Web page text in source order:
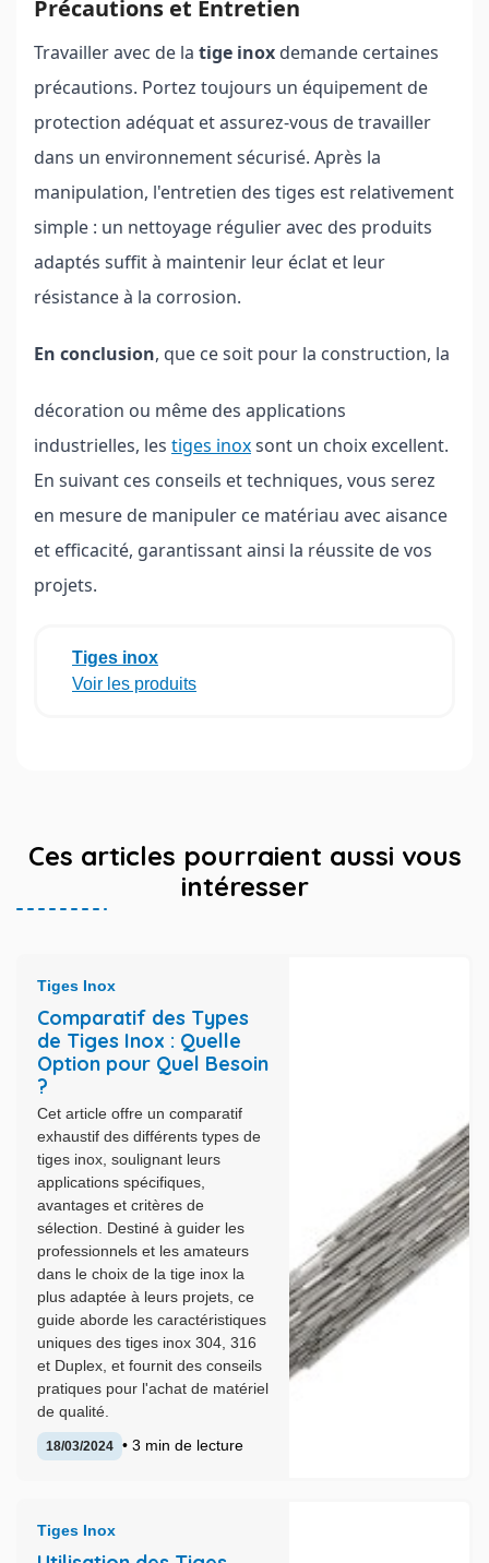
Précautions et Entretien
Travailler avec de la tige inox demande certaines
précautions. Portez toujours un équipement de
protection adéquat et assurez-vous de travailler
dans un environnement sécurisé. Après la
manipulation, l'entretien des tiges est relativement
simple : un nettoyage régulier avec des produits
adaptés suffit à maintenir leur éclat et leur
résistance à la corrosion.
En conclusion, que ce soit pour la construction, la
décoration ou même des applications
industrielles, les tiges inoxsont un choix excellent.
En suivant ces conseils et techniques, vous serez
en mesure de manipuler ce matériau avec aisance
et efficacité, garantissant ainsi la réussite de vos
projets.
Tiges inox
Voir les produits
Ces articles pourraient aussi vous
intéresser
Tiges Inox
Comparatif des Types
de Tiges Inox : Quelle
Option pour Quel Besoin
?
Cet article offre un comparatif
exhaustif des différents types de
tiges inox, soulignant leurs
applications spécifiques,
avantages et critères de
sélection. Destiné à guider les
professionnels et les amateurs
dans le choix de la tige inox la
plus adaptée à leurs projets, ce
guide aborde les caractéristiques
uniques des tiges inox 304, 316
et Duplex, et fournit des conseils
pratiques pour l'achat de matériel
de qualité.
18/03/2024 • 3 min de lecture
Tiges Inox